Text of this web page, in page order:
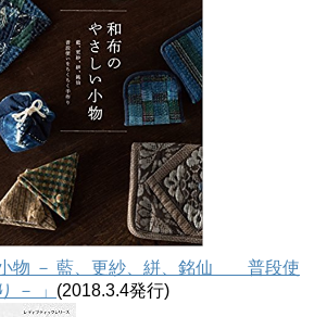
物 － 藍、更紗、絣、銘仙 普段使
－ 」 (2018.3.4発行)